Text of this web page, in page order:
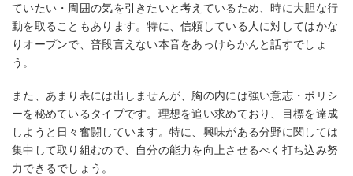
ていたい・周囲の気を引きたいと考えているため、時に大胆な行
動を取ることもあります。特に、信頼している人に対してはかな
りオープンで、普段言えない本音をあっけらかんと話すでしょ
う。
また、あまり表には出しませんが、胸の内には強い意志・ポリシ
ーを秘めているタイプです。理想を追い求めており、目標を達成
しようと日々奮闘しています。特に、興味がある分野に関しては
集中して取り組むので、自分の能力を向上させるべく打ち込み努
力できるでしょう。